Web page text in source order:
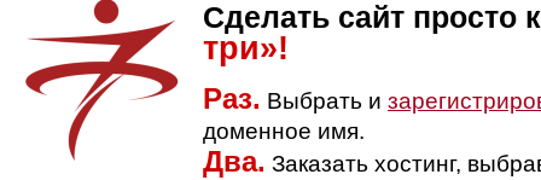
Сделать сайт просто
три»!
Раз. Выбрать и
доменное имя.
Два. Заказать хостинг,